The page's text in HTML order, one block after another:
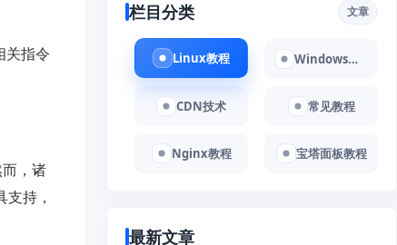
关指令
，诸
持，
栏目分类 文章
Linux教程 Windows教程
CDN技术 常见教程
Nginx教程 宝塔面板教程
最新文章